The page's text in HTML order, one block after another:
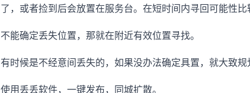
了，或者捡到后会放置在服务台。在短时间内寻回可能性
不能确定丢失位置，那就在附近有效位置寻找。
有时候是不经意间丢失的，如果没办法确定具置，就大致
使用丢丢软件，一键发布，同城扩散。